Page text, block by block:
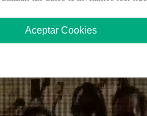
Aceptar Cookies